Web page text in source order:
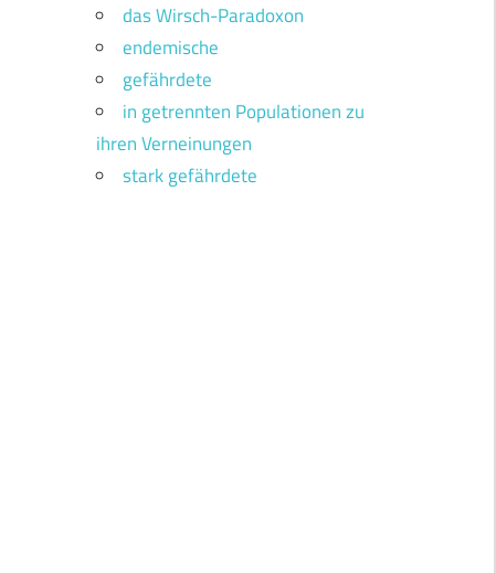
das Wirsch-Paradoxon
endemische
gefährdete
in getrennten Populationen zu
ihren Verneinungen
stark gefährdete